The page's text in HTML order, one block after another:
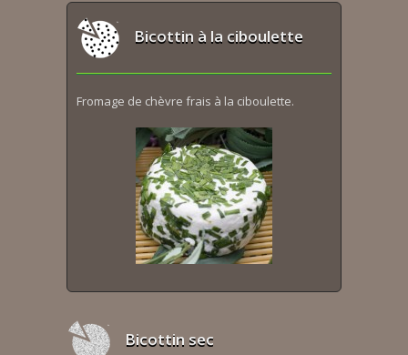
Bicottin à la ciboulette
Fromage de chèvre frais à la ciboulette.
Bicottin sec